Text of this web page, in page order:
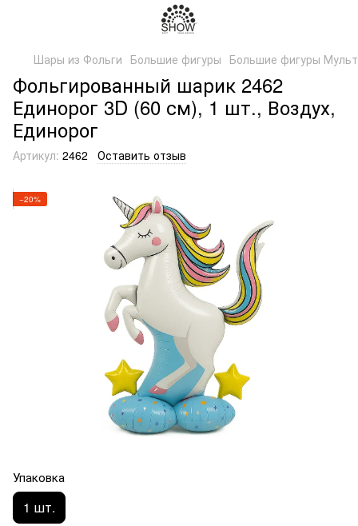
Шары из Фольги Большие фигуры Большие фигуры
Фольгированный шарик 2462
Единорог 3D (60 см), 1 шт., Воздух,
Единорог
Артикул: 2462 Оставить отзыв
−20%
Упаковка
1 шт.